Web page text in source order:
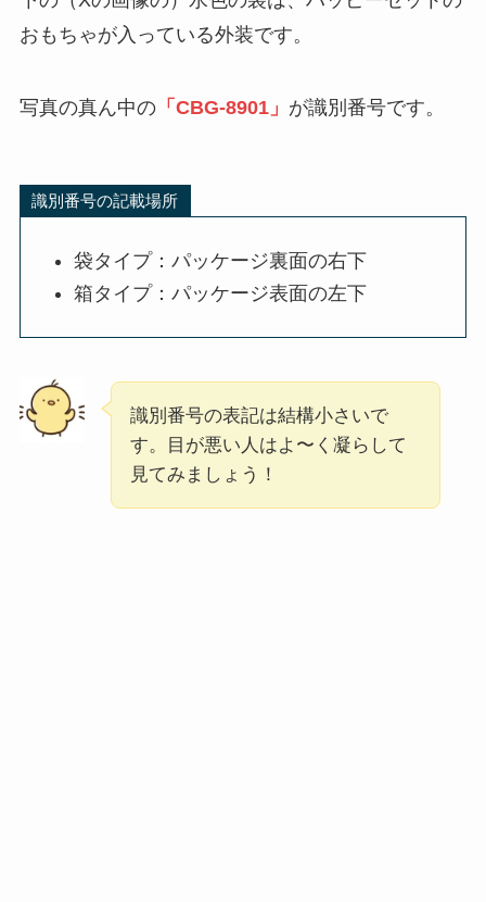
おもちゃが入っている外装です。
写真の真ん中の「CBG-8901」 が識別番号です。
識別番号の記載場所
袋タイプ：パッケージ裏面の右下
箱タイプ：パッケージ表面の左下
識別番号の表記は結構小さいで
す。目が悪い人はよ〜く凝らして
見てみましょう！